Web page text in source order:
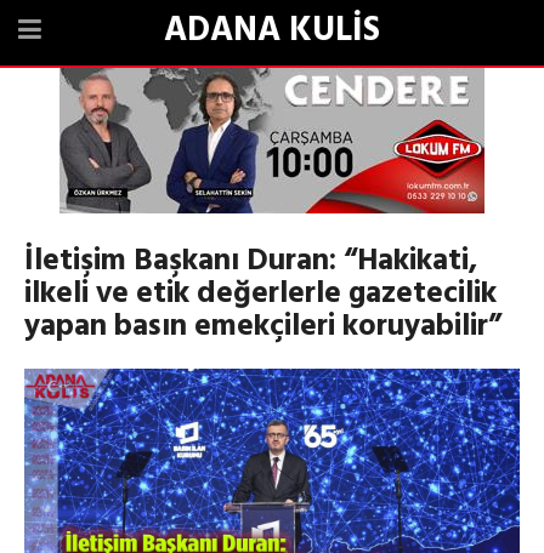
ADANA KULİS
İletişim Başkanı Duran: “Hakikati,
ilkeli ve etik değerlerle gazetecilik
yapan basın emekçileri koruyabilir”